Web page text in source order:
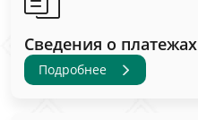
Сведения о платежах
Подробнее